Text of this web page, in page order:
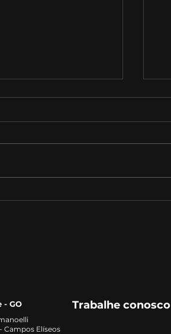
Trabalhe conosco
- GO
Campos Elíseos